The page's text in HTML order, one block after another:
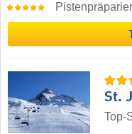
St.
Top-